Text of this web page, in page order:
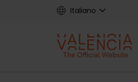
Italiano